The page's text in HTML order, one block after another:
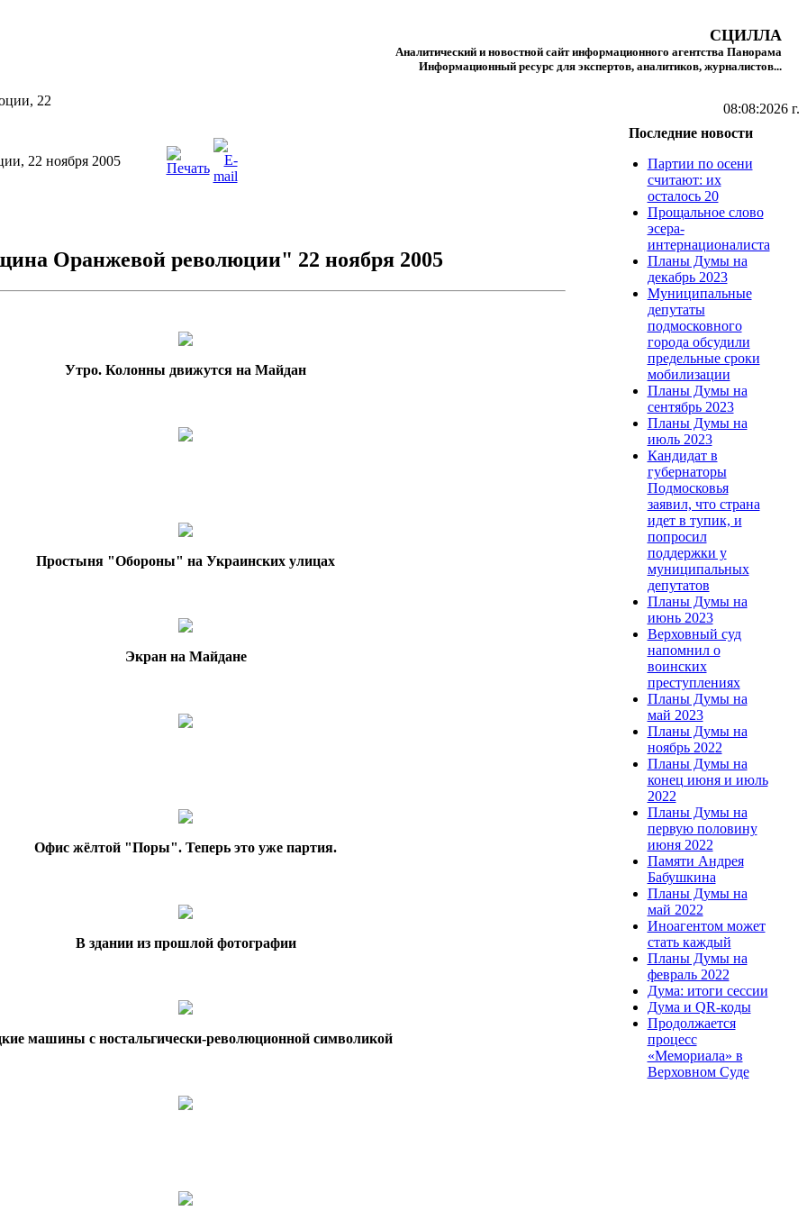
СЦИЛЛА
Аналитический и новостной сайт информационного агентства Панорама
Информационный ресурс для экспертов, аналитиков, журналистов...
22
08:08:2026 г.
22 ноября 2005
Оранжевой революции" 22 ноября 2005
Утро. Колонны движутся на Майдан
Простыня "Обороны" на Украинских улицах
Экран на Майдане
Офис жёлтой "Поры". Теперь это уже партия.
В здании из прошлой фотографии
машины с ностальгически-революционной символикой
Последние новости
Партии по осени
считают: их
осталось 20
Прощальное слово
эсера-
интернационалиста
Планы Думы на
декабрь 2023
Муниципальные
депутаты
подмосковного
города обсудили
предельные сроки
мобилизации
Планы Думы на
сентябрь 2023
Планы Думы на
июль 2023
Кандидат в
губернаторы
Подмосковья
заявил, что страна
идет в тупик, и
попросил
поддержки у
муниципальных
депутатов
Планы Думы на
июнь 2023
Верховный суд
напомнил о
воинских
преступлениях
Планы Думы на
май 2023
Планы Думы на
ноябрь 2022
Планы Думы на
конец июня и июль
2022
Планы Думы на
первую половину
июня 2022
Памяти Андрея
Бабушкина
Планы Думы на
май 2022
Иноагентом может
стать каждый
Планы Думы на
февраль 2022
Дума: итоги сессии
Дума и QR-коды
Продолжается
процесс
«Мемориала» в
Верховном Суде